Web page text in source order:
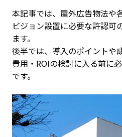
本記事では、屋外広告物法や
ビジョン設置に必要な許認可
ます。
後半では、導入のポイントや
費用・ROIの検討に入る前に
です。